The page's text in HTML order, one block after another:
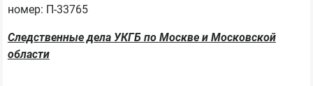
номер: П-33765
Следственные дела УКГБ по Москве и Московской
области